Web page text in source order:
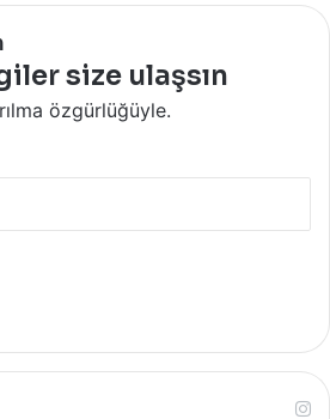
size ulaşsın
özgürlüğüyle.